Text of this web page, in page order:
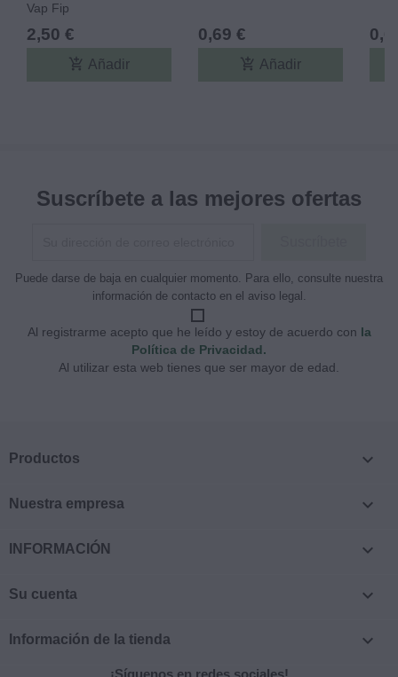
Vap Fip
2,50 €
add_shopping_cart Añadir
0,69 €
add_shopping_cart Añadir
Suscríbete a las mejores ofertas
Puede darse de baja en cualquier momento. Para ello, consulte nuestra
información de contacto en el aviso legal.
Al registrarme acepto que he leído y estoy de acuerdo con la
Política de Privacidad.
Al utilizar esta web tienes que ser mayor de edad.
Productos 
Nuestra empresa 
INFORMACIÓN 
Su cuenta 
Información de la tienda 